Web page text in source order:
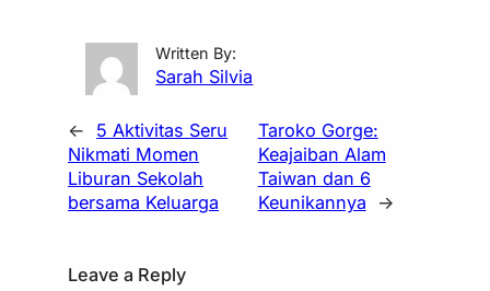
Written By:
Sarah Silvia
←
5 Aktivitas Seru
Nikmati Momen
Liburan Sekolah
bersama Keluarga
Taroko Gorge:
Keajaiban Alam
Taiwan dan 6
Keunikannya
→
Leave a Reply